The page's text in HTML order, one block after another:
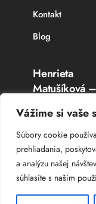
Vážime si vaše
Súbory cookie
prehliadania,
a analýzu našej
súhlasíte s naším
Kontakt
Blog
Henrieta
Matušíková
Rybárske potreby
Topoľčany
IČO: 336 764 53
DIČ: 102 044